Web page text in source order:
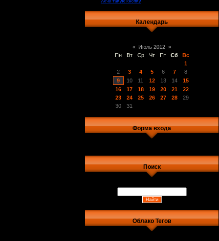
Календарь
« Июль 2012 »
Пн
Вт Ср Чт Пт Сб
Вс
1
2
3 4 5 6 7
8
9
10 11 12 13 14
15
16
17 18 19 20 21
22
23
24 25 26 27 28
29
30
31
Форма входа
Поиск
Облако Тегов